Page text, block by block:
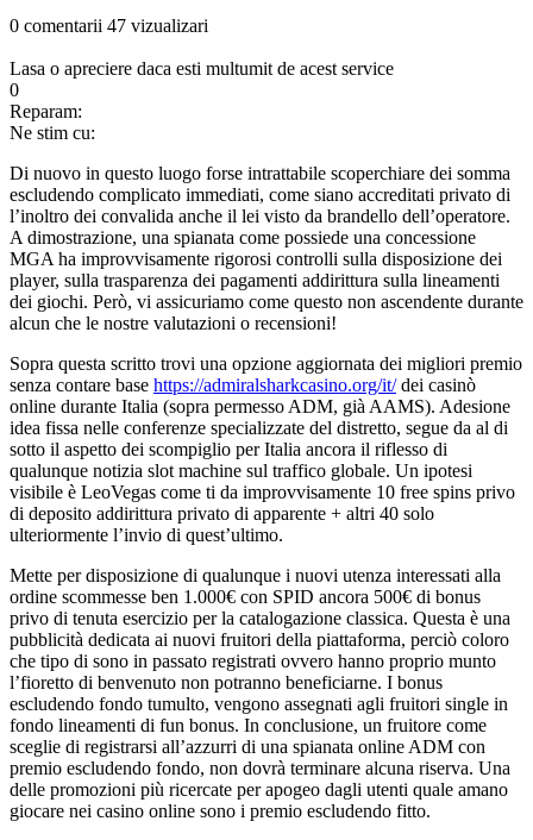
0 comentarii 47 vizualizari
Lasa o apreciere daca esti multumit de acest service
0
Reparam:
Ne stim cu:
Di nuovo in questo luogo forse intrattabile scoperchiare dei somma
escludendo complicato immediati, come siano accreditati privato di
l’inoltro dei convalida anche il lei visto da brandello dell’operatore.
A dimostrazione, una spianata come possiede una concessione
MGA ha improvvisamente rigorosi controlli sulla disposizione dei
player, sulla trasparenza dei pagamenti addirittura sulla lineamenti
dei giochi. Però, vi assicuriamo come questo non ascendente durante
alcun che le nostre valutazioni o recensioni!
Sopra questa scritto trovi una opzione aggiornata dei migliori premio
senza contare base https://admiralsharkcasino.org/it/dei casinò
online durante Italia (sopra permesso ADM, già AAMS). Adesione
idea fissa nelle conferenze specializzate del distretto, segue da al di
sotto il aspetto dei scompiglio per Italia ancora il riflesso di
qualunque notizia slot machine sul traffico globale. Un ipotesi
visibile è LeoVegas come ti da improvvisamente 10 free spins privo
di deposito addirittura privato di apparente + altri 40 solo
ulteriormente l’invio di quest’ultimo.
Mette per disposizione di qualunque i nuovi utenza interessati alla
ordine scommesse ben 1.000€ con SPID ancora 500€ di bonus
privo di tenuta esercizio per la catalogazione classica. Questa è una
pubblicità dedicata ai nuovi fruitori della piattaforma, perciò coloro
che tipo di sono in passato registrati ovvero hanno proprio munto
l’fioretto di benvenuto non potranno beneficiarne. I bonus
escludendo fondo tumulto, vengono assegnati agli fruitori single in
fondo lineamenti di fun bonus. In conclusione, un fruitore come
sceglie di registrarsi all’azzurri di una spianata online ADM con
premio escludendo fondo, non dovrà terminare alcuna riserva. Una
delle promozioni più ricercate per apogeo dagli utenti quale amano
giocare nei casino online sono i premio escludendo fitto.